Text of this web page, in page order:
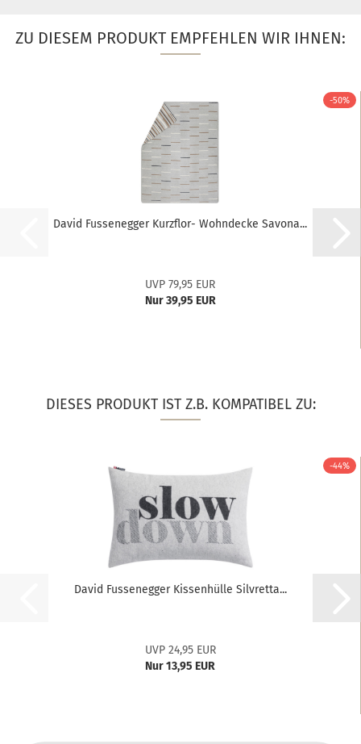
ZU DIESEM PRODUKT EMPFEHLEN WIR IHNEN:
-50%
David Fussenegger Kurzflor- Wohndecke Savona...
UVP 79,95 EUR
Nur 39,95 EUR
DIESES PRODUKT IST Z.B. KOMPATIBEL ZU:
-44%
David Fussenegger Kissenhülle Silvretta...
UVP 24,95 EUR
Nur 13,95 EUR